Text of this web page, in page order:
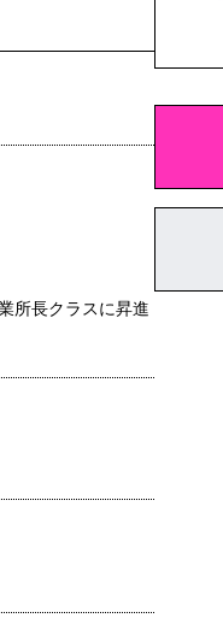
所長クラスに昇進